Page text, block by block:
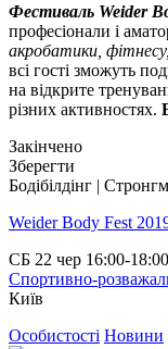
Фестиваль Weider
професіонали і
акробатики,
всі гості зможуть
на відкрите
різних активностях.
Закінчено
Зберегти
Бодібілдінг |
Weider Body Fest
СБ 22 чер 16:00-18:00
Спортивно-
Київ
Особистості Новини